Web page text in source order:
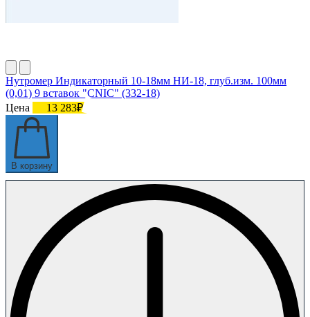
Нутромер Индикаторный 10-18мм НИ-18, глуб.изм. 100мм
(0,01) 9 вставок "CNIC" (332-18)
Цена
13 283₽
В корзину